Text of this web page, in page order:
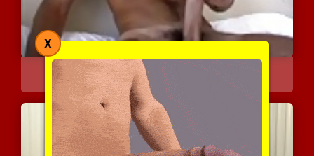
לטיני עם זין זקור נוגע ב...
| 0 המלצות
X